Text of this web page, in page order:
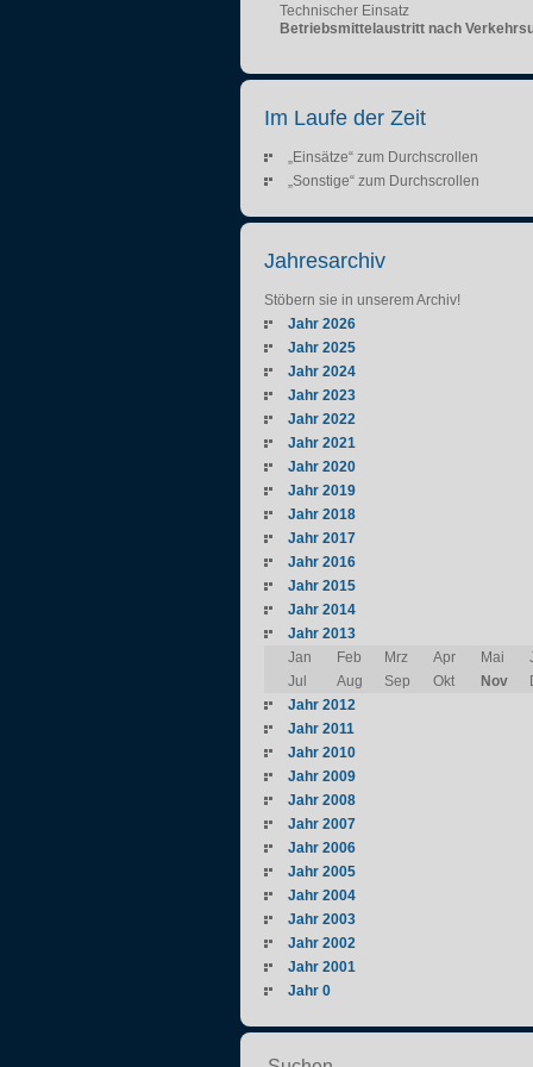
Technischer Einsatz
Betriebsmittelaustritt nach
Im Laufe der Zeit
„Einsätze“ zum Durchscrollen
„Sonstige“ zum Durchscrollen
Jahresarchiv
Stöbern sie in unserem Archiv!
Jahr 2026
Jahr 2025
Jahr 2024
Jahr 2023
Jahr 2022
Jahr 2021
Jahr 2020
Jahr 2019
Jahr 2018
Jahr 2017
Jahr 2016
Jahr 2015
Jahr 2014
Jahr 2013
Jan
Feb Mrz Apr Mai
Jul
Aug Sep Okt Nov
Jahr 2012
Jahr 2011
Jahr 2010
Jahr 2009
Jahr 2008
Jahr 2007
Jahr 2006
Jahr 2005
Jahr 2004
Jahr 2003
Jahr 2002
Jahr 2001
Jahr 0